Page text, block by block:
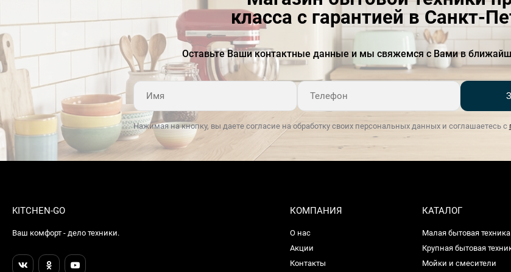
Замок ServoSchloss с
есть
Блокировка от детей Есть
Быстрая Есть
Частота тока, Гц
Дисплей Есть
Длина отводящего шланга
Дополнительное
Есть
класса с гарантией в Санкт-
Оставьте Ваши контактные данные и мы свяжемся с Вами в
Нажимая на кнопку, вы даете согласие на обработку своих персональных данных и соглашаетесь с
KITCHEN-GO
Ваш комфорт - дело техники.
КОМПАНИЯ
О нас
Акции
Контакты
КАТАЛОГ
Малая бытовая техника
Крупная бытовая
Мойки и смесители